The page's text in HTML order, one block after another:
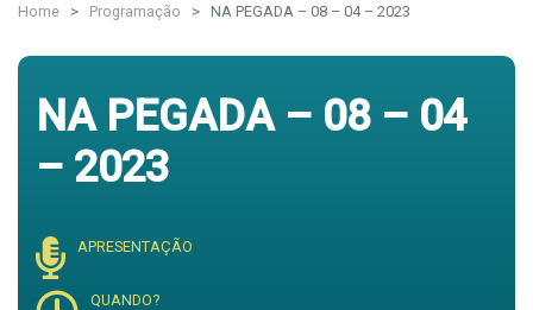
Home Programação NA PEGADA – 08 – 04 – 2023
NA PEGADA – 08 – 04
– 2023
APRESENTAÇÃO
QUANDO?